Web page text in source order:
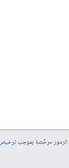
الرموز مرخّصة بموجبترخيص Apache 2.0‏